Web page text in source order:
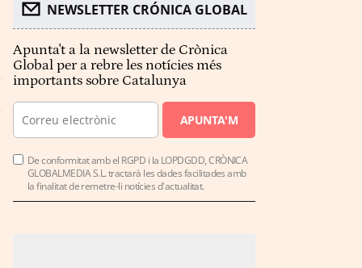
NEWSLETTER CRÓNICA GLOBAL
Apunta't a la newsletter de Crònica
Global per a rebre les notícies més
importants sobre Catalunya
APUNTA'M
De conformitat amb el RGPD i la LOPDGDD, CRÒNICA
GLOBALMEDIA S.L. tractarà les dades facilitades amb
la finalitat de remetre-li notícies d'actualitat.